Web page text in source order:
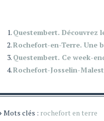
Questembert. Découvrez
Rochefort-en-Terre. Une
Questembert. Ce week-
Rochefort-Josselin-
Mots clés : rochefort en terre